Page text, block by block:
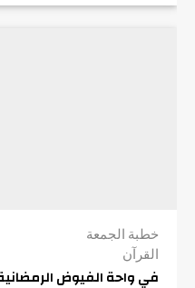
خطبة الجمعة
القرآن
في واحة الفيوض